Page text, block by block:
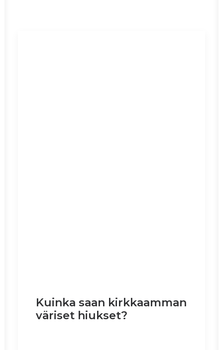
Kuinka saan kirkkaamman
väriset hiukset?